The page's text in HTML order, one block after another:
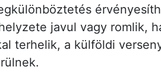
javul vagy romlik,
terhelik, a külföldi